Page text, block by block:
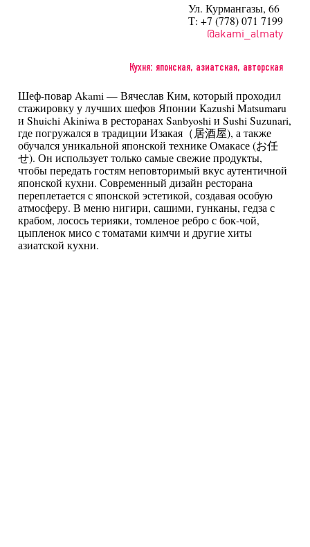
Ул. Курмангазы, 66
Т: +7 (778) 071 7199
@akami_almaty
Кухня: японская, азиатская, авторская
Шеф-повар Akami — Вячеслав Ким, который проходил
стажировку у лучших шефов Японии Kazushi Matsumaru
и Shuichi Akiniwa в ресторанах Sanbyoshi и Sushi Suzunari,
где погружался в традиции Изакая（居酒屋), а также
обучался уникальной японской технике Омакасе (お任
せ). Он использует только самые свежие продукты,
чтобы передать гостям неповторимый вкус аутентичной
японской кухни. Современный дизайн ресторана
переплетается с японской эстетикой, создавая особую
атмосферу. В меню нигири, сашими, гунканы, гедза с
крабом, лосось терияки, томленое ребро с бок-чой,
цыпленок мисо с томатами кимчи и другие хиты
азиатской кухни.